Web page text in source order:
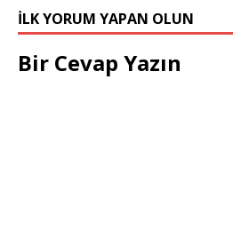
İLK YORUM YAPAN OLUN
Bir Cevap Yazın